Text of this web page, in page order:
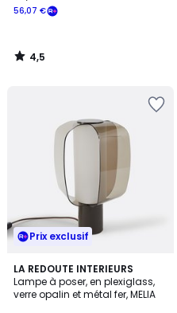
56,07 €
4,5
/
Prix exclusif
LA REDOUTE INTERIEURS
Lampe à poser, en plexiglass,
verre opalin et métal fer, MELIA